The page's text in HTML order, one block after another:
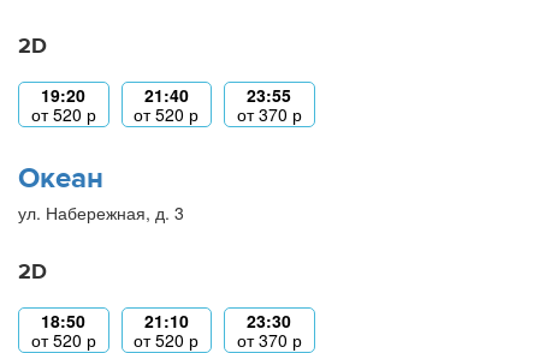
2D
19:20
от520 р
21:40
от520 р
23:55
от370 р
Океан
ул. Набережная, д. 3
2D
18:50
от520 р
21:10
от520 р
23:30
от370 р